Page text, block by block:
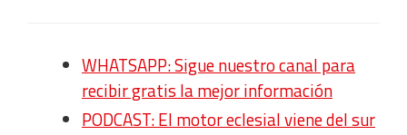
WHATSAPP: Sigue nuestro canal para
recibir gratis la mejor información
PODCAST: El motor eclesial viene del sur